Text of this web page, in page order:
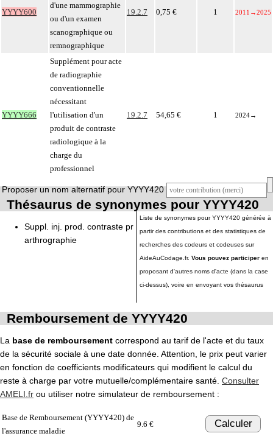
YYYY600
d'une mammographie
ou d'un examen
scanographique ou
remnographique
19.2.7 0,75 € 1 2011 →2025
YYYY666
Supplément pour acte
de radiographie
conventionnelle
nécessitant
l'utilisation d'un
produit de contraste
radiologique à la
charge du
professionnel
19.2.7 54,65 € 1 2024→
Proposer un nom alternatif pour YYYY420
Thésaurus de synonymes pour YYYY420
Suppl. inj. prod. contraste pr
arthrographie
Liste de synonymes pour YYYY420 générée à
partir des contributions et des statistiques de
recherches des codeurs et codeuses sur
AideAuCodage.fr. Vous pouvez participer en
proposant d'autres noms d'acte (dans la case
ci-dessus), voire en envoyant vos thésaurus
Remboursement de YYYY420
La base de remboursement correspond au tarif de l'acte et du taux
de la sécurité sociale à une date donnée. Attention, le prix peut varier
en fonction de coefficients modificateurs qui modifient le calcul du
reste à charge par votre mutuelle/complémentaire santé. Consulter
AMELI.fr ou utiliser notre simulateur de remboursement :
Base de Remboursement (YYYY420) de
l'assurance maladie
9.6 € Calculer